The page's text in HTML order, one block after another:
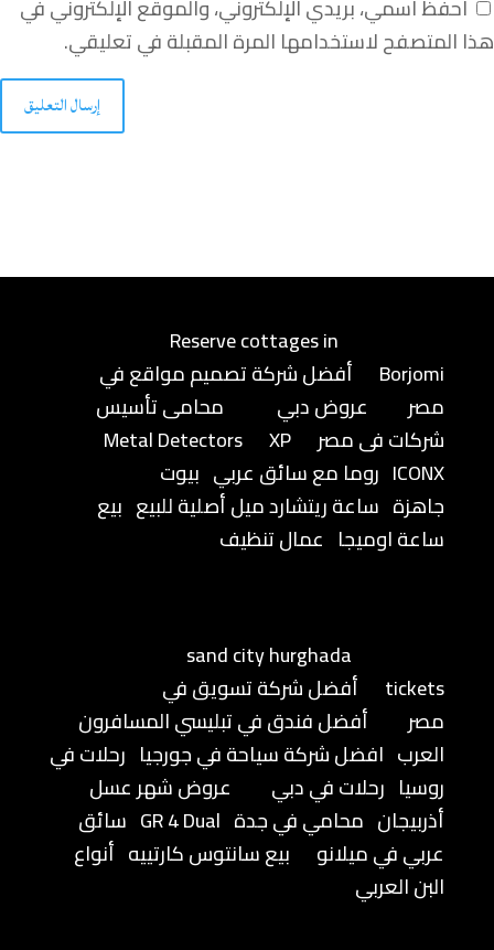
احفظ اسمي، بريدي الإلكتروني، والموقع الإلكتروني في
هذا المتصفح لاستخدامها المرة المقبلة في تعليقي.
إرسال التعليق
Reserve cottages in
Borjomi
أفضل شركة تصميم مواقع في
مصر
عروض دبي
محامى تأسيس
شركات فى مصر
Metal Detectors
XP
ICONX روما مع سائق عربي بيوت
جاهزة ساعة ريتشارد ميل أصلية للبيع بيع
ساعة اوميجا عمال تنظيف
sand city hurghada
tickets
أفضل شركة تسويق في
مصر
أفضل فندق في تبليسي المسافرون
العرب افضل شركة سياحة في جورجيا رحلات في
روسيا رحلات في دبي
عروض شهر عسل
أذربيجان محامي في جدة GR 4 Dual سائق
عربي في ميلانو
بيع سانتوس كارتييه أنواع
البن العربي